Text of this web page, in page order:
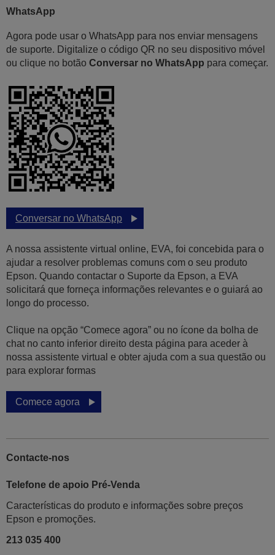
WhatsApp
Agora pode usar o WhatsApp para nos enviar mensagens
de suporte. Digitalize o código QR no seu dispositivo móvel
ou clique no botão Conversar no WhatsApp para começar.
Conversar no WhatsApp
A nossa assistente virtual online, EVA, foi concebida para o
ajudar a resolver problemas comuns com o seu produto
Epson. Quando contactar o Suporte da Epson, a EVA
solicitará que forneça informações relevantes e o guiará ao
longo do processo.
Clique na opção “Comece agora” ou no ícone da bolha de
chat no canto inferior direito desta página para aceder à
nossa assistente virtual e obter ajuda com a sua questão ou
para explorar formas
Comece agora
Contacte-nos
Telefone de apoio Pré-Venda
Características do produto e informações sobre preços
Epson e promoções.
213 035 400